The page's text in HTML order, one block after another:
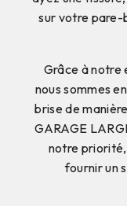
sur votre pare-
Grâce à notre
nous sommes
brise de
GARAGE
notre priorité,
fournir un